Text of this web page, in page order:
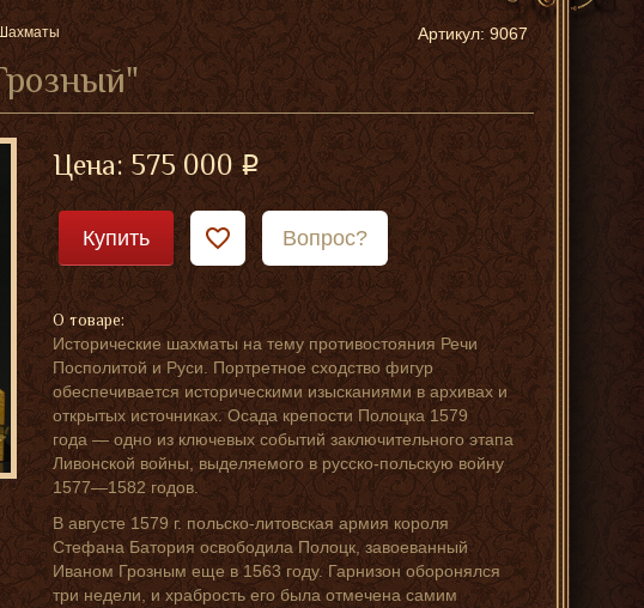
Артикул: 9067
Цена:575 000
Купить Вопрос?
О товаре:
Исторические шахматы на тему противостояния Речи
Посполитой и Руси. Портретное сходство фигур
обеспечивается историческими изысканиями в архивах и
открытых источниках. Осада крепости Полоцка 1579
года — одно из ключевых событий заключительного этапа
Ливонской войны, выделяемого в русско-польскую войну
1577—1582 годов.
В августе 1579 г. польско-литовская армия короля
Стефана Батория освободила Полоцк, завоеванный
Иваном Грозным еще в 1563 году. Гарнизон оборонялся
три недели, и храбрость его была отмечена самим